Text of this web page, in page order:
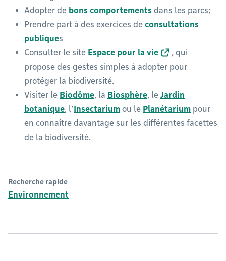
Adopter de bons comportements dans les parcs;
Prendre part à des exercices de consultations
publiques
Consulter le site Espace pour la vie
, qui
propose des gestes simples à adopter pour
protéger la biodiversité.
Visiter le Biodôme, la Biosphère, le Jardin
botanique, l’Insectarium ou le Planétarium pour
en connaître davantage sur les différentes facettes
de la biodiversité.
Recherche rapide
Environnement